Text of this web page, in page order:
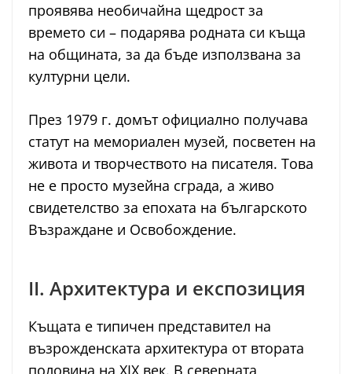
проявява необичайна щедрост за
времето си – подарява родната си къща
на общината, за да бъде използвана за
културни цели.
През 1979 г. домът официално получава
статут на мемориален музей, посветен на
живота и творчеството на писателя. Това
не е просто музейна сграда, а живо
свидетелство за епохата на българското
Възраждане и Освобождение.
II. Архитектура и експозиция
Къщата е типичен представител на
възрожденската архитектура от втората